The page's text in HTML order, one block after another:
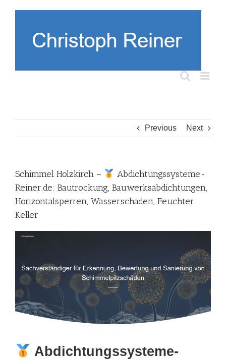
Previous Next
Schimmel Holzkirch –
Abdichtungssysteme-
Reiner.de: Bautrockung, Bauwerksabdichtungen,
Horizontalsperren, Wasserschaden, Feuchter
Keller
Abdichtungssysteme-